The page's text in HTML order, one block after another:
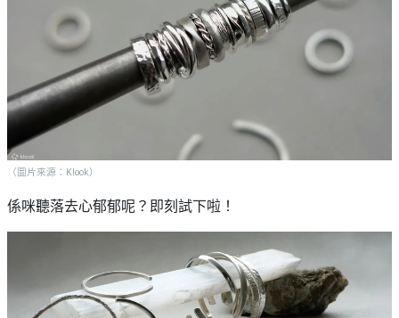
（圖片來源：Klook）
係咪聽落去心郁郁呢？即刻試下啦！